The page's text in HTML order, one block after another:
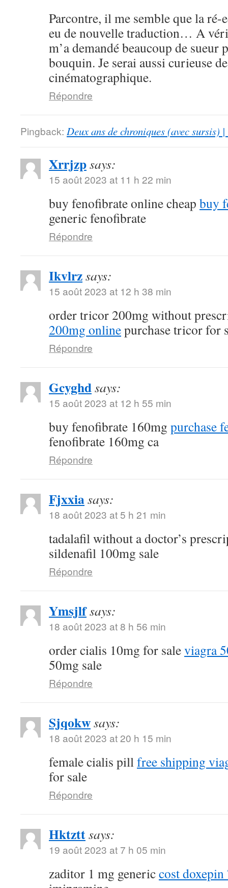
Parcontre, il me semble que la ré-
eu de nouvelle traduction… A
m’a demandé beaucoup de
bouquin. Je serai aussi curieuse
cinématographique.
Répondre
Pingback: Deux ans de chroniques (avec sursis)
Xrrjzpsays:
15 août 2023 at 11 h 22 min
buy fenofibrate online cheap buy
generic fenofibrate
Répondre
Ikvlrzsays:
15 août 2023 at 12 h 38 min
order tricor 200mg without
200mg onlinepurchase tricor for
Répondre
Gcyghdsays:
15 août 2023 at 12 h 55 min
buy fenofibrate 160mg purchase
fenofibrate 160mg ca
Répondre
Fjxxiasays:
18 août 2023 at 5 h 21 min
tadalafil without a doctor’s
sildenafil 100mg sale
Répondre
Ymsjlfsays:
18 août 2023 at 8 h 56 min
order cialis 10mg for saleviagra
50mg sale
Répondre
Sjqokwsays:
18 août 2023 at 20 h 15 min
female cialis pillfree shipping
for sale
Répondre
Hktzttsays:
19 août 2023 at 7 h 05 min
zaditor 1 mg genericcost